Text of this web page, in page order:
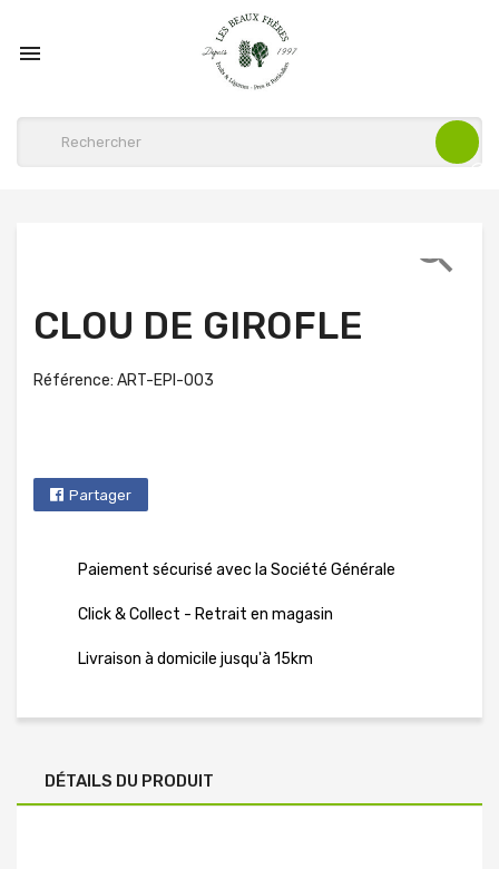


CLOU DE GIROFLE
Référence: ART-EPI-003
Partager
Paiement sécurisé avec la Société Générale
Click & Collect - Retrait en magasin
Livraison à domicile jusqu'à 15km
DÉTAILS DU PRODUIT